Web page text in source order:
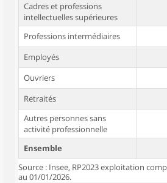
Cadres et professions
intellectuelles supérieures
Professions intermédiaires
Employés
Ouvriers
Retraités
Autres personnes sans
activité professionnelle
Ensemble
Source : Insee, RP2023 exploitation
au 01/01/2026.